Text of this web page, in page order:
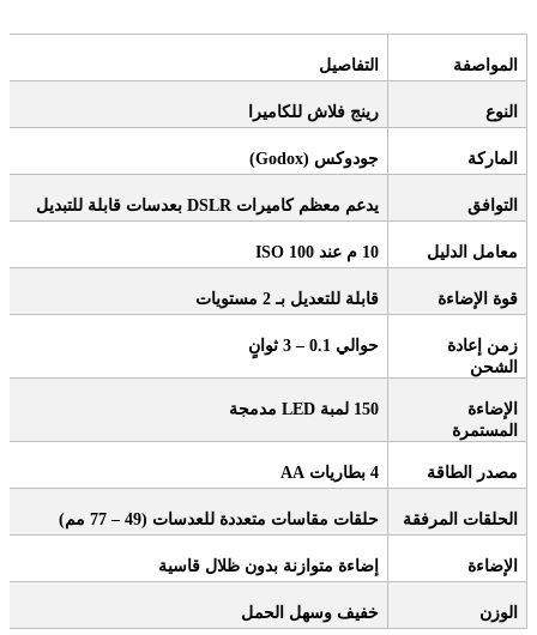
المواصفة التفاصيل
النوع رينج فلاش للكاميرا
الماركة جودوكس (Godox)
التوافق يدعم معظم كاميرات DSLR بعدسات قابلة للتبديل
معامل الدليل 10 م عند ISO 100
قوة الإضاءة قابلة للتعديل بـ 2 مستويات
زمن إعادة
الشحن
حوالي 0.1 – 3 ثوانٍ
الإضاءة
المستمرة
150 لمبة LED مدمجة
مصدر الطاقة 4 بطاريات AA
الحلقات المرفقة حلقات مقاسات متعددة للعدسات (49 – 77 مم)
الإضاءة إضاءة متوازنة بدون ظلال قاسية
الوزن خفيف وسهل الحمل